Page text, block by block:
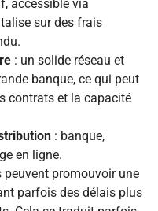
accessible via
sur des frais
: un solide réseau et
banque, ce qui peut
contrats et la capacité
: banque,
en ligne.
peuvent promouvoir une
parfois des délais plus